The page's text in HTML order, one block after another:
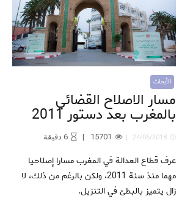
الأبحاث
مسار الاصلاح القضائي
بالمغرب بعد دستور 2011
24/06/2018
15701
6دقيقة
عرف قطاع العدالة في المغرب مسارا إصلاحيا
مهما منذ سنة 2011، ولكن بالرغم من ذلك، لا
زال يتميز بالبطئ في التنزيل.